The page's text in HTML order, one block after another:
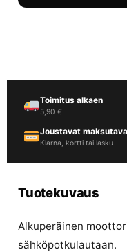
Toimitus alkaen
5,90 €
Joustavat
Klarna, kortti tai lasku
Tuotekuvaus
Alkuperäinen
sähköpotkulautaan.